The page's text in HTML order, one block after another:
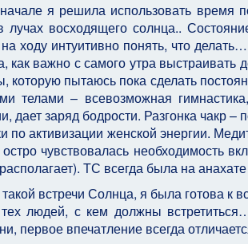
я решила использовать время
лучах восходящего солнца..
ходу интуитивно понять, что
как важно с самого утра
которую пытаюсь пока сделать
телами – всевозможная
дает заряд бодрости. Разгонка чакр
по активизации женской энергии.
остро чувствовалась необходимость
ТС всегда была на
встречи Солнца, я была готова к
людей, с кем должны
первое впечатление всегда